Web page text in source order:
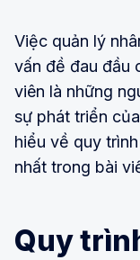
Việc quản lý
vấn đề đau đầu
viên là những
sự phát triển
hiểu về quy
nhất trong bài
Quy